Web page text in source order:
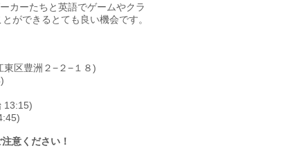
カーたちと英語でゲームやクラ
ができるとても良い機会です。
東区豊洲２−２−１８)
13:15)
意ください！